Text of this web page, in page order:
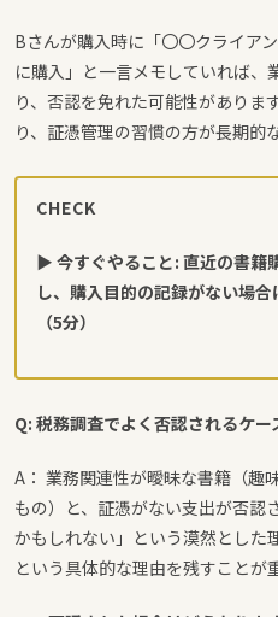
Bさんが購入時に「〇〇クライア
に購入」と一言メモしていれば、
り、否認を免れた可能性がありま
り、証憑管理の習慣の方が長期的
CHECK
▶ 今すぐやること: 直近の書籍
し、購入目的の記録がない場
（5分）
Q: 税務調査でよく否認されるケー
A： 業務関連性が曖昧な書籍（趣
もの）と、証憑がない支出が否認
かもしれない」という漠然とした
という具体的な理由を残すことが